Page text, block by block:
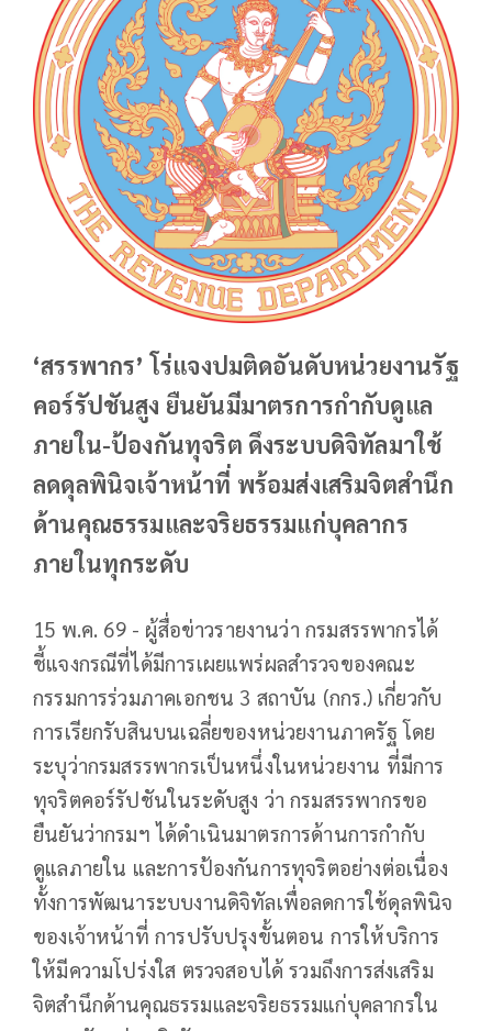
‘สรรพากร’ โร่แจงปมติดอันดับหน่วยงานรัฐ
คอร์รัปชันสูง ยืนยันมีมาตรการกำกับดูแล
ภายใน-ป้องกันทุจริต ดึงระบบดิจิทัลมาใช้
ลดดุลพินิจเจ้าหน้าที่ พร้อมส่งเสริมจิตสำนึก
ด้านคุณธรรมและจริยธรรมแก่บุคลากร
ภายในทุกระดับ
15 พ.ค. 69 - ผู้สื่อข่าวรายงานว่า กรมสรรพากรได้
ชี้แจงกรณีที่ได้มีการเผยแพร่ผลสำรวจของคณะ
กรรมการร่วมภาคเอกชน 3 สถาบัน (กกร.) เกี่ยวกับ
การเรียกรับสินบนเฉลี่ยของหน่วยงานภาครัฐ โดย
ระบุว่ากรมสรรพากรเป็นหนึ่งในหน่วยงาน ที่มีการ
ทุจริตคอร์รัปชันในระดับสูง ว่า กรมสรรพากรขอ
ยืนยันว่ากรมฯ ได้ดำเนินมาตรการด้านการกำกับ
ดูแลภายใน และการป้องกันการทุจริตอย่างต่อเนื่อง
ทั้งการพัฒนาระบบงานดิจิทัลเพื่อลดการใช้ดุลพินิจ
ของเจ้าหน้าที่ การปรับปรุงขั้นตอน การให้บริการ
ให้มีความโปร่งใส ตรวจสอบได้ รวมถึงการส่งเสริม
จิตสำนึกด้านคุณธรรมและจริยธรรมแก่บุคลากรใน